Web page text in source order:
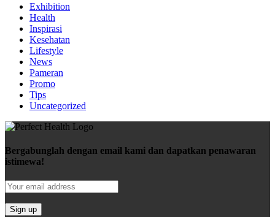
Exhibition
Health
Inspirasi
Kesehatan
Lifestyle
News
Pameran
Promo
Tips
Uncategorized
Bergabunglah dengan email kami dan dapatkan penawaran
istimewa!